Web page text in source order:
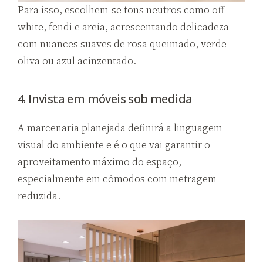
Para isso, escolhem-se tons neutros como off-
white, fendi e areia, acrescentando delicadeza
com nuances suaves de rosa queimado, verde
oliva ou azul acinzentado.
4. Invista em móveis sob medida
A marcenaria planejada definirá a linguagem
visual do ambiente e é o que vai garantir o
aproveitamento máximo do espaço,
especialmente em cômodos com metragem
reduzida.